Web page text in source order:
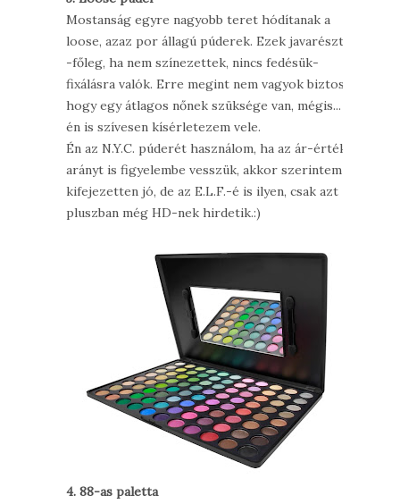
Mostanság egyre nagyobb teret hódítanak a
loose, azaz por állagú púderek. Ezek javarészt
-főleg, ha nem színezettek, nincs fedésük-
fixálásra valók. Erre megint nem vagyok biztos,
hogy egy átlagos nőnek szüksége van, mégis...
én is szívesen kísérletezem vele.
Én az N.Y.C. púderét használom, ha az ár-érték
arányt is figyelembe vesszük, akkor szerintem
kifejezetten jó, de az E.L.F.-é is ilyen, csak azt
pluszban még HD-nek hirdetik.:)
4. 88-as paletta